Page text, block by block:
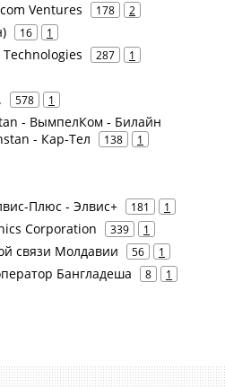
Ventures
178 2
16 1
287 1
578 1
- ВымпелКом - Билайн
- Кар-Тел
138 1
Плюс - Элвис+ 181 1
Corporation 339 1
связи Молдавии 56 1
Бангладеша 8 1